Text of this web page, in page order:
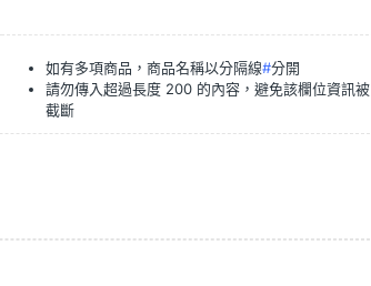
如有多項商品，商品名稱以分隔線#分開
請勿傳入超過長度 200 的內容，避免該欄位資訊被
截斷